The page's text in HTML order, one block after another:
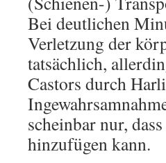
Bei deutlichen
Verletzung der
tatsächlich,
Castors durch
scheinbar nur,
hinzufügen kann.